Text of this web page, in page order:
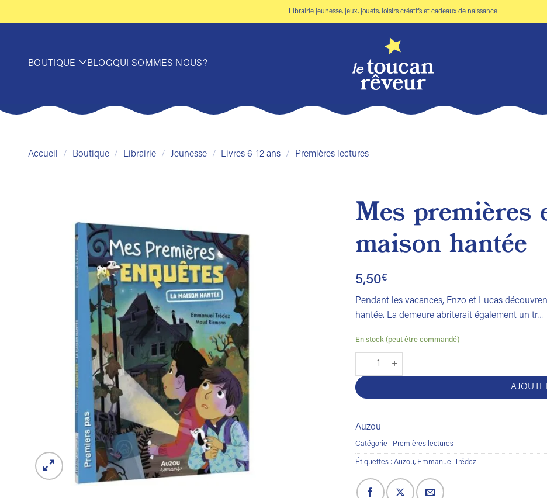
Librairie jeunesse, jeux, jouets, loisirs créatifs et cadeaux de naissance
BOUTIQUE BLOGQUI SOMMES NOUS?
Accueil / Boutique / Librairie / Jeunesse / Livres 6-12 ans / Premières lectures
Mes premières
maison hantée
5,50€
Pendant les vacances, Enzo et Lucas
hantée. La demeure abriterait également un tr…
En stock (peut être commandé)
quantité de Mes premières enquêtes. La maison
Auzou
Catégorie : Premières lectures
Étiquettes : Auzou, Emmanuel Trédez